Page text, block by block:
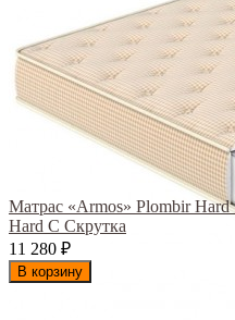
Матрас «Armos» Plombir
Hard С Скрутка
11 280 ₽
В корзину